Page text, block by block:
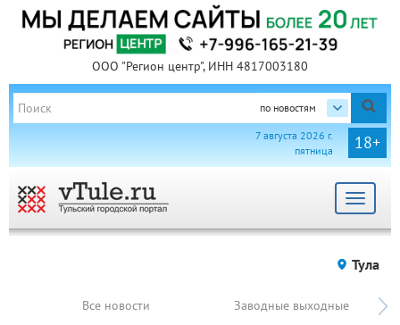
ООО "Регион центр", ИНН 4817003180
по новостям
18+
7 августа 2026 г.
пятница
Toggle
Тула
Все новости Заводные выходные